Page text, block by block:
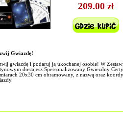
209.00 zł
Gwiazdę!
gwiazdę i podaruj ją ukochanej osobie! W
dostajesz Spersonalizowany Gwiezdny
20x30 cm obramowany, z nazwą oraz